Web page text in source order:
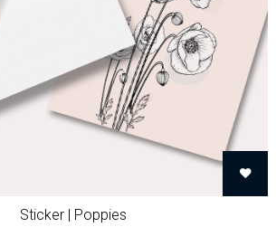
Sticker | Poppies